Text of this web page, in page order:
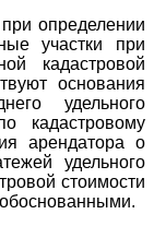
определении
участки при
кадастровой
основания
удельного
кадастровому
арендатора о
удельного
стоимости